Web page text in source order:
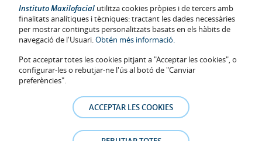
Última actualització: 2023
Num. d'autorització de centre sanitari: E08646940
La informació present a la web no reemplaça sinó complementa la
relació metge-pacient. En cas de dubte, consulti amb el metge de
referència. Les fotos i els testimonis dels pacients identificables que
apareixen a la web estan publicades amb el seu consentiment i es
retiraran a qualsevol moment a petició dels pacients.
Instituto Maxilofacial utilitza cookies pròpies i de tercers amb
finalitats analítiques i tècniques: tractant les dades necessàries
per mostrar continguts personalitzats basats en els hàbits de
navegació de l'Usuari.Obtén més informació.
Pot acceptar totes les cookies pitjant a "Acceptar les cookies", o
configurar-les o rebutjar-ne l'ús al botó de "Canviar
preferències".
ACCEPTAR LES COOKIES